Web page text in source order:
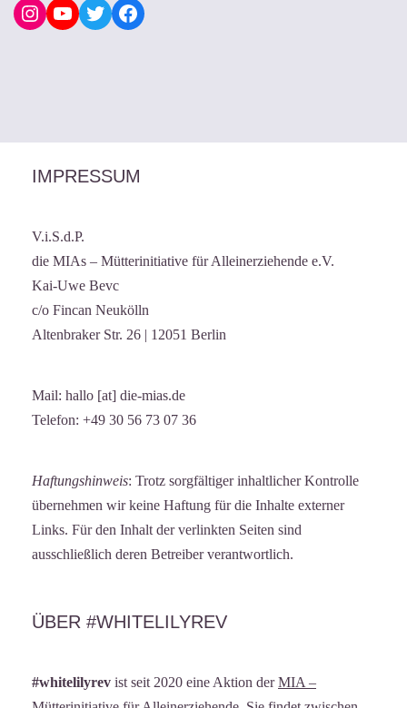
IMPRESSUM
V.i.S.d.P.
die MIAs – Mütterinitiative für Alleinerziehende e.V.
Kai-Uwe Bevc
c/o Fincan Neukölln
Altenbraker Str. 26 | 12051 Berlin
Mail: hallo [at] die-mias.de
Telefon: +49 30 56 73 07 36
Haftungshinweis: Trotz sorgfältiger inhaltlicher Kontrolle
übernehmen wir keine Haftung für die Inhalte externer
Links. Für den Inhalt der verlinkten Seiten sind
ausschließlich deren Betreiber verantwortlich.
ÜBER #WHITELILYREV
#whitelilyrev ist seit 2020 eine Aktion derMIA –